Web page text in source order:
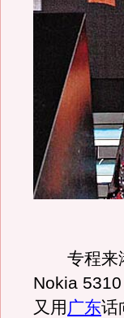
专程来港
Nokia
又用 广东话